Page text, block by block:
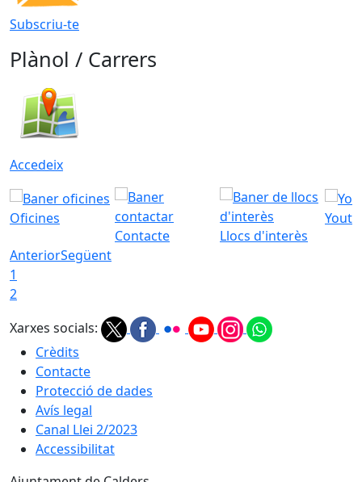
Subscriu-te
Plànol / Carrers
Accedeix
Oficines
Contacte
Llocs d'interès
AnteriorSegüent
1
2
Xarxes socials:
Crèdits
Contacte
Protecció de dades
Avís legal
Canal Llei 2/2023
Accessibilitat